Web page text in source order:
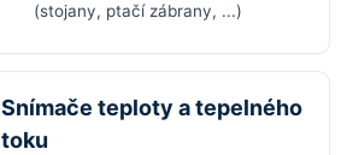
(stojany, ptačí zábrany, ...)
Snímače teploty a tepelného
toku